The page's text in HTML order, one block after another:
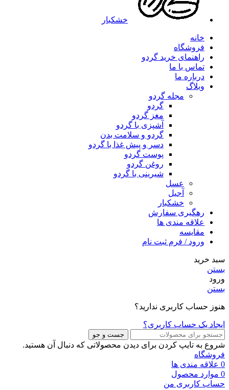
خشکبار
خانه
فروشگاه
راهنمای خرید گردو
تماس با ما
درباره ما
وبلاگ
مجله گردو
گردو
مغز گردو
آشپزی با گردو
گردو و سلامت بدن
دسر و پیش غذا با گردو
پوست گردو
روغن گردو
شیرینی با گردو
عسل
آجیل
خشکبار
رهگیری سفارش
علاقه مندی ها
مقایسه
ورود / فرم ثبت نام
سبد خرید
بستن
ورود
بستن
هنوز حساب کاربری ندارید؟
ایجاد یک حساب کاربری؟
جست و جو
شروع به تایپ کردن برای دیدن محصولاتی که دنبال آن هستید.
فروشگاه
0 علاقه مندی ها
0 موارد محصول
حساب کاربری من